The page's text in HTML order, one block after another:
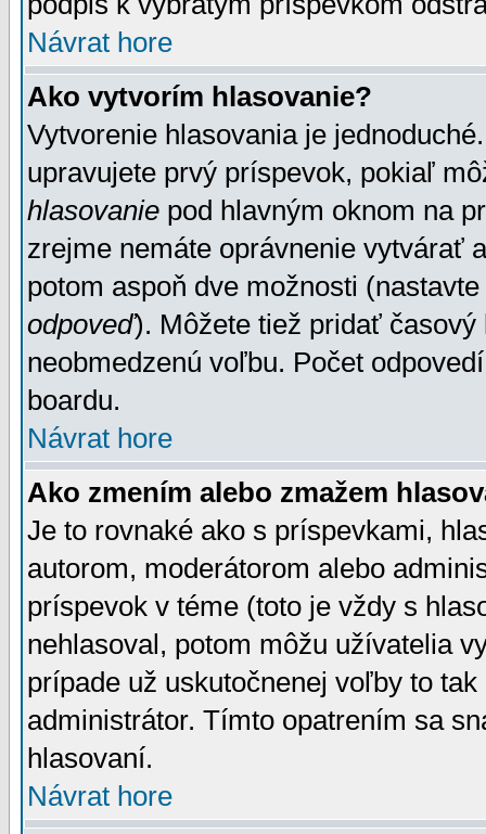
Návrat hore
Ako vytvorím hlasovanie?
Vytvorenie hlasovania je
upravujete prvý príspevok, pokiaľ
hlasovanie pod hlavným oknom na
zrejme nemáte oprávnenie vytvárať
potom aspoň dve možnosti
odpoveď). Môžete tiež pridať
neobmedzenú voľbu. Počet
boardu.
Návrat hore
Ako zmením alebo zmažem
Je to rovnaké ako s príspevkami,
autorom, moderátorom alebo
príspevok v téme (toto je vždy s
nehlasoval, potom môžu užívatelia
prípade už uskutočnenej voľby to
administrátor. Tímto opatrením sa
hlasovaní.
Návrat hore